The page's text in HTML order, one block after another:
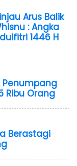
Arus Balik
: Angka
1446 H
Penumpang
Ribu Orang
Berastagi